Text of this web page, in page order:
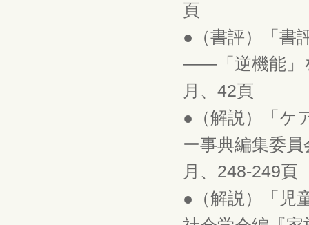
頁
●（書評）「書
――「逆機能」
月、42頁
●（解説）「ケ
ー事典編集委
月、248-249頁
●（解説）「児